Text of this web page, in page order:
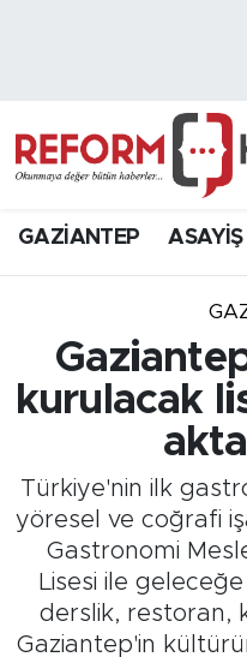
GAZİANTEP ASAYİŞ
kurulacak
Türkiye'nin ilk
yöresel ve coğrafi
Gastronomi
Lisesi ile
derslik, restoran,
Gaziantep'in
Hava Durumu
Süper Lig Puan
Tüm Manşetler
Son Dakika
Haber Arşivi